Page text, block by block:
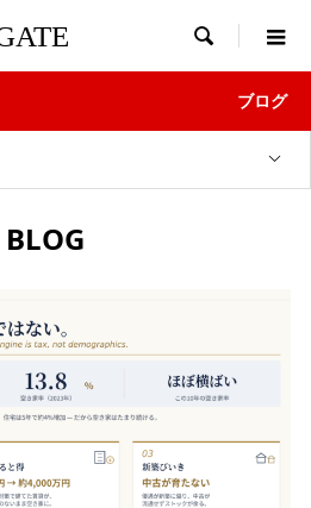

ブログ
BLOG